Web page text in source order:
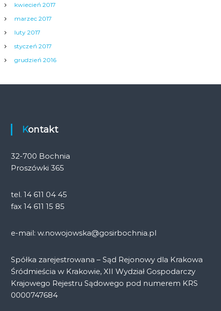
kwiecień 2017
marzec 2017
luty 2017
styczeń 2017
grudzień 2016
Kontakt
32-700 Bochnia
Proszówki 365
tel. 14 611 04 45
fax 14 611 15 85
e-mail: w.nowojowska@gosirbochnia.pl
Spółka zarejestrowana – Sąd Rejonowy dla Krakowa
Śródmieścia w Krakowie, XII Wydział Gospodarczy
Krajowego Rejestru Sądowego pod numerem KRS
0000747684